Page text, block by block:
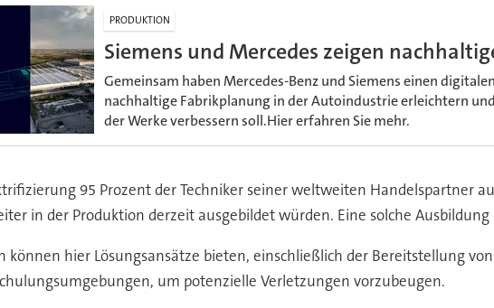
PRODUKTION
Siemens und Mercedes zeigen
Gemeinsam haben Mercedes-Benz und Siemens einen
nachhaltige Fabrikplanung in der Autoindustrie erleichtern
der Werke verbessern soll.Hier erfahren Sie mehr.
95 Prozent der Techniker seiner weltweiten Handelspartner
in der Produktion derzeit ausgebildet würden. Eine solche
können hier Lösungsansätze bieten, einschließlich der Bereitstellung
um potenzielle Verletzungen vorzubeugen.